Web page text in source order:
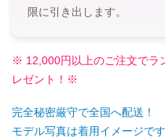
限に引き出します。
※ 12,000円以上のご注文でラ
レゼント！※
完全秘密厳守で全国へ配送！
モデル写真は着用イメージです